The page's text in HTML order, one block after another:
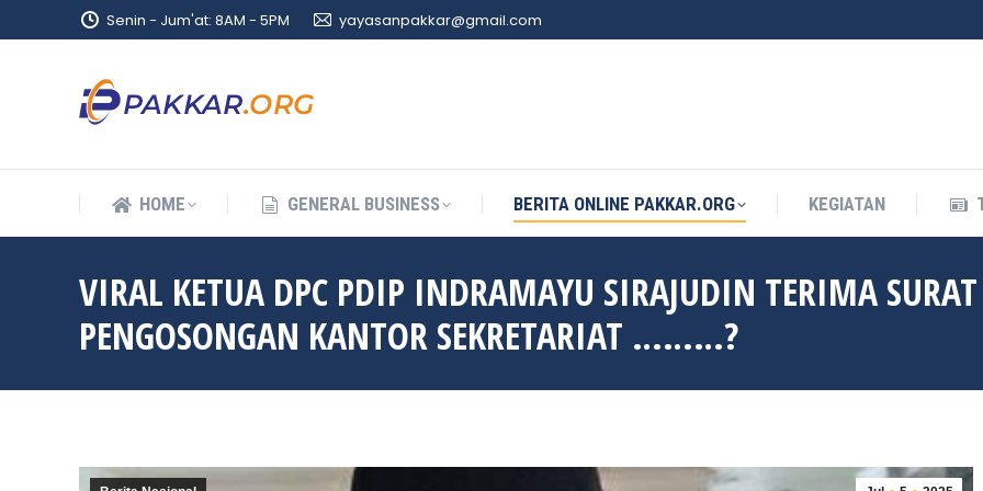
Senin - Jum'at: 8AM - 5PM yayasanpakkar@gmail.com
HOME GENERAL BUSINESS BERITA ONLINE PAKKAR.ORG KEGIATAN
VIRAL KETUA DPC PDIP INDRAMAYU SIRAJUDIN TERIMA
PENGOSONGAN KANTOR SEKRETARIAT ………?
HOME GENERAL BUSINESS BERITA ONLINE PAKKAR.ORG KEGIATAN